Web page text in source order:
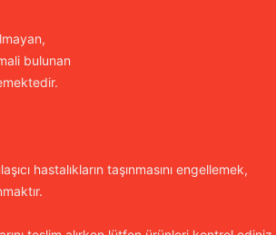
bulunan
hastalıkların taşınmasını engellemek,